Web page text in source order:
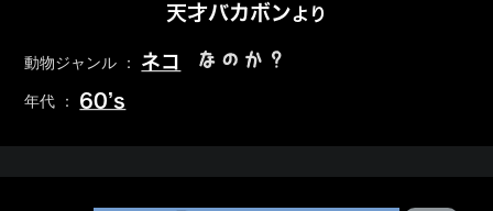
天才バカボンより
動物ジャンル ： ネコ なのか？
年代 ： 60’s